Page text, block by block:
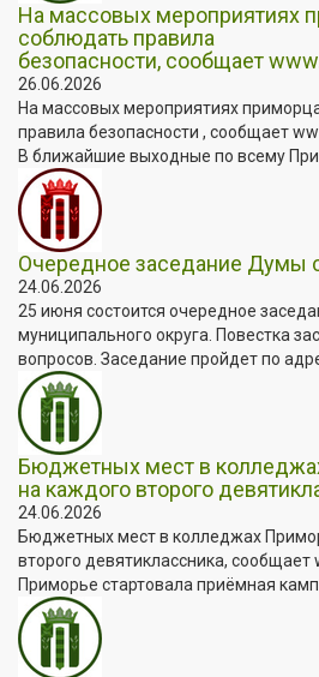
На массовых мероприятиях
соблюдать правила
безопасности, сообщает
26.06.2026
На массовых мероприятиях
правила безопасности , сообщает
В ближайшие выходные по всему
Очередное заседание Думы
24.06.2026
25 июня состоится очередное
муниципального округа. Повестка
вопросов. Заседание пройдет по
Бюджетных мест в
на каждого второго
24.06.2026
Бюджетных мест в колледжах
второго девятиклассника, сообщает
Приморье стартовала приёмная